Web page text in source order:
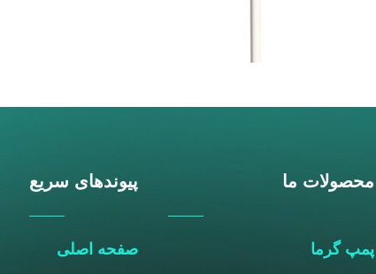
محصولات ما
پمپ گرما
پیوندهای سریع
صفحه اصلی